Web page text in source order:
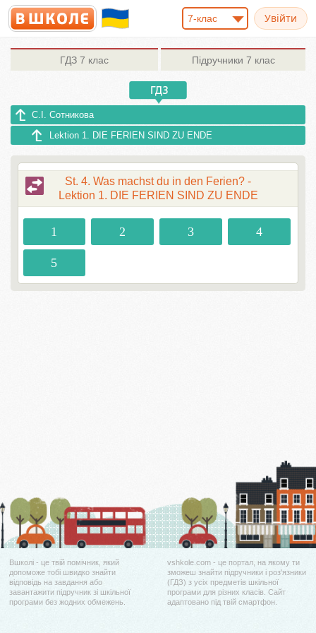
7-клас
ГДЗ 7 клас Підручники 7 клас
С.І. Сотникова
Lektion 1. DIE FERIEN SIND ZU ENDE
St. 4. Was machst du in den Ferien? -
Lektion 1. DIE FERIEN SIND ZU ENDE
1 2 3 4
5
Вшколі - це твій помічник, який
допоможе тобі швидко знайти
відповідь на завдання або
завантажити підручник зі шкільної
програми без жодних обмежень.
vshkole.com - це портал, на якому ти
зможеш знайти підручники і роз'язники
(ГДЗ) з усіх предметів шкільної
програми для різних класів. Сайт
адаптовано під твій смартфон.